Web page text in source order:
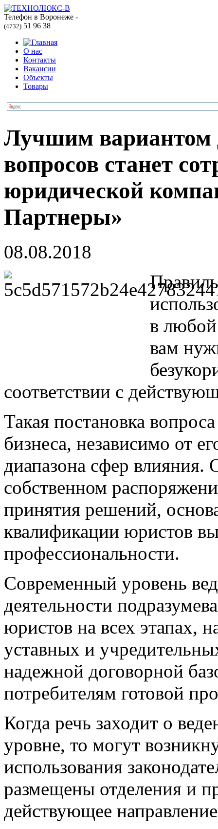
Телефон в Воронеже -
(4732) 51 96 38
О нас
Контакты
Вакансии
Объекты
Товары
Лучшим
вопросов станет
юридической
Партнеры»
08.08.2018
в любой
вам
соответствии с
Такая постановка
бизнеса, независимо от
диапазона сфер влияния.
собственном
принятия решений,
квалификации юристов
профессиональности.
Современный уровень
деятельности
юристов на всех этапах,
уставных и
надежной договорной
потребителям готовой
Когда речь заходит о
уровне, то могут
использования
размещены отделения и
действующее